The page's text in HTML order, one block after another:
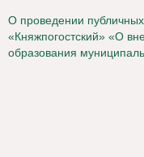
О проведении
«Княжпогостский» «О
образования